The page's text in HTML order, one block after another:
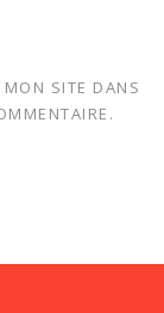
SITE DANS